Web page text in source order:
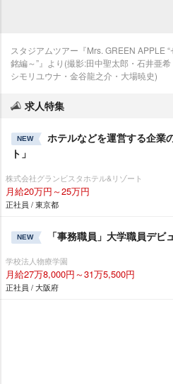
スタジアムツアー『Mrs. GREEN APPLE
銘編～”』より(撮影:田中聖太郎・石井亜
シモリユウナ・金谷龍之介・大場暁史)
求人特集
NEW
ホテルなどを運営する企業
ト」
株式会社グランビスタホテル&リゾート
月給20万円～25万円
正社員 / 東京都
NEW 「事務職員」大学職員デ
学校法人物療学園
月給27万8,000円～31万5,500円
正社員 / 大阪府